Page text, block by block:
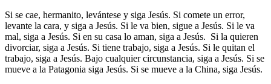
Si se cae, hermanito, levántese y siga Jesús. Si comete un error,
levante la cara, y siga a Jesús. Si le va bien, sigue a Jesús. Si le va
mal, siga a Jesús. Si en su casa lo aman, siga a Jesús. Si la quieren
divorciar, siga a Jesús. Si tiene trabajo, siga a Jesús. Si le quitan el
trabajo, siga a Jesús. Bajo cualquier circunstancia, siga a Jesús. Si se
mueve a la Patagonia siga Jesús. Si se mueve a la China, siga Jesús.